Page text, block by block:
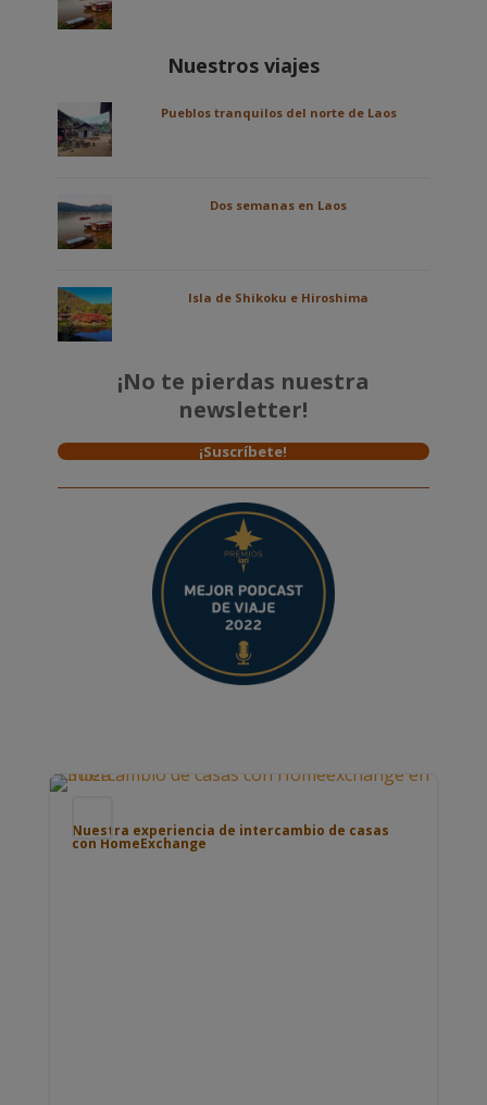
Nuestros viajes
Pueblos tranquilos del norte de Laos
Dos semanas en Laos
Isla de Shikoku e Hiroshima
¡No te pierdas nuestra
newsletter!
¡Suscríbete!
Nuestra experiencia de intercambio de casas
con HomeExchange